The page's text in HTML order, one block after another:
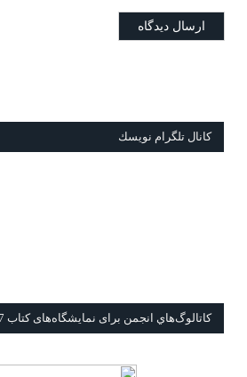
كانال تلگرام نويسك
كاتالوگ‌هاي انجمن برای نمايشگاه‌های كتاب 2017-2018